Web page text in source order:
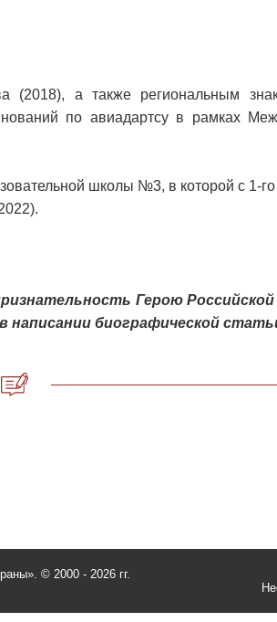
(2018), а также региональным
по авиадартсу в рамках
школы №3, в которой с 1-го
Герою
написании биографической
© 2000 - 2026 гг.